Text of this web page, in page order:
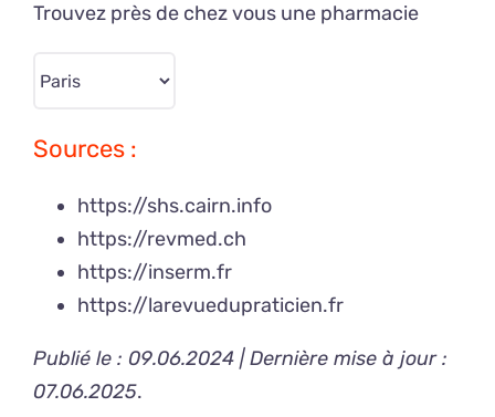
Trouvez près de chez vous une pharmacie
Sources :
https://shs.cairn.info
https://revmed.ch
https://inserm.fr
https://larevuedupraticien.fr
Publié le : 09.06.2024 | Dernière mise à jour :
07.06.2025.